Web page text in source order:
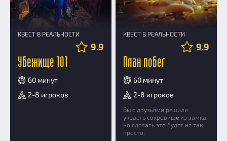
КВЕСТ В РЕАЛЬНОСТИ
9.9
Убежище 101
60 минут
2-8 игроков
КВЕСТ В РЕАЛЬНОСТИ
9.9
План побег
60 минут
2-8 игроков
Вы с друзьями решили
украсть сокровище из замка,
но сделать это будет не так
просто.